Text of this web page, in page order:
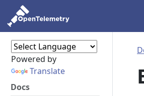
Powered by
Translate
Docs